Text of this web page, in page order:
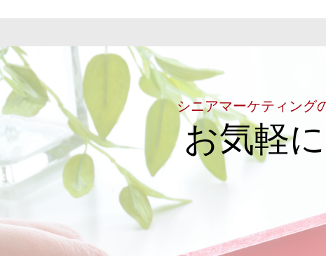
シニアマーケティング
お気軽